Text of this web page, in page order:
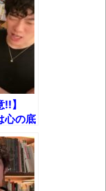
ク
バージョンア
暴行事件！事
ニイクラ丼特
おお
】
心の底
【切り